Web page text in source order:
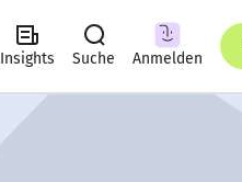
Insights Suche Anmelden